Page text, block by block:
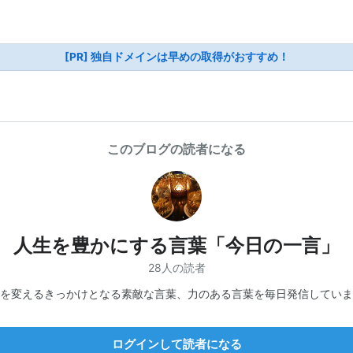
[PR] 独自ドメインは早めの取得がおすすめ！
このブログの読者になる
人生を豊かにする言葉「今日の一言」
28人の読者
変えるきっかけとなる素敵な言葉、力のある言葉を毎日発信してい
ログインして読者になる